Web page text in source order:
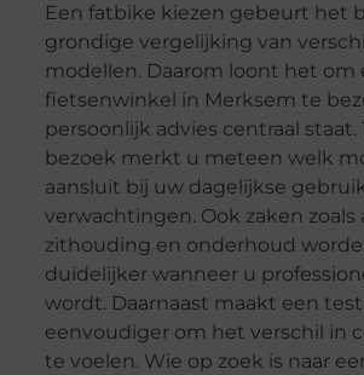
Een fatbike kiezen gebeurt het
grondige vergelijking van
modellen. Daarom loont het om
fietsenwinkel in Merksem te
persoonlijk advies centraal staat.
bezoek merkt u meteen welk
aansluit bij uw dagelijkse
verwachtingen. Ook zaken zoals
zithouding en onderhoud
duidelijker wanneer u
wordt. Daarnaast maakt een
eenvoudiger om het verschil in
te voelen. Wie op zoek is naar